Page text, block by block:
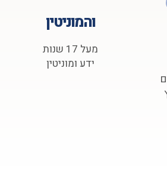
והמוניטין
מעל 17 שנות
ידע ומוניטין